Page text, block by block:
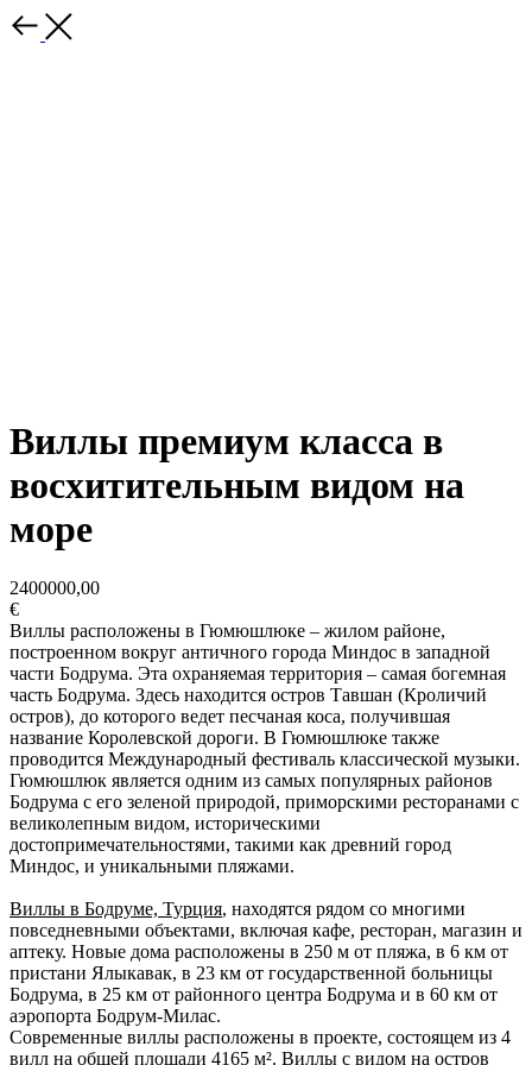
Виллы премиум класса в
восхитительным видом на
море
2400000,00
€
Виллы расположены в Гюмюшлюке – жилом районе,
построенном вокруг античного города Миндос в западной
части Бодрума. Эта охраняемая территория – самая богемная
часть Бодрума. Здесь находится остров Тавшан (Кроличий
остров), до которого ведет песчаная коса, получившая
название Королевской дороги. В Гюмюшлюке также
проводится Международный фестиваль классической музыки.
Гюмюшлюк является одним из самых популярных районов
Бодрума с его зеленой природой, приморскими ресторанами с
великолепным видом, историческими
достопримечательностями, такими как древний город
Миндос, и уникальными пляжами.
Виллы в Бодруме, Турция, находятся рядом со многими
повседневными объектами, включая кафе, ресторан, магазин и
аптеку. Новые дома расположены в 250 м от пляжа, в 6 км от
пристани Ялыкавак, в 23 км от государственной больницы
Бодрума, в 25 км от районного центра Бодрума и в 60 км от
аэропорта Бодрум-Милас.
Современные виллы расположены в проекте, состоящем из 4
вилл на общей площади 4165 м². Виллы с видом на остров